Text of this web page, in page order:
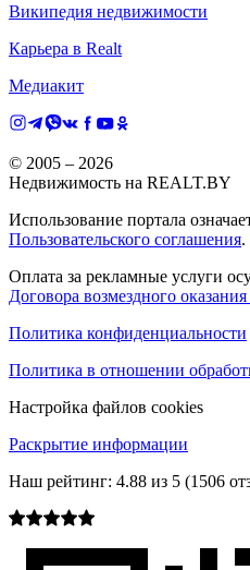
Википедия недвижимости
Карьера в Realt
Медиакит
© 2005 – 2026
Недвижимость на REALT.BY
Использование портала
Пользовательского соглашения.
Оплата за рекламные услуги
Договора возмездного
Политика конфиденциальности
Политика в отношении
Настройка файлов cookies
Раскрытие информации
Наш рейтинг: 4.88 из 5 (1506